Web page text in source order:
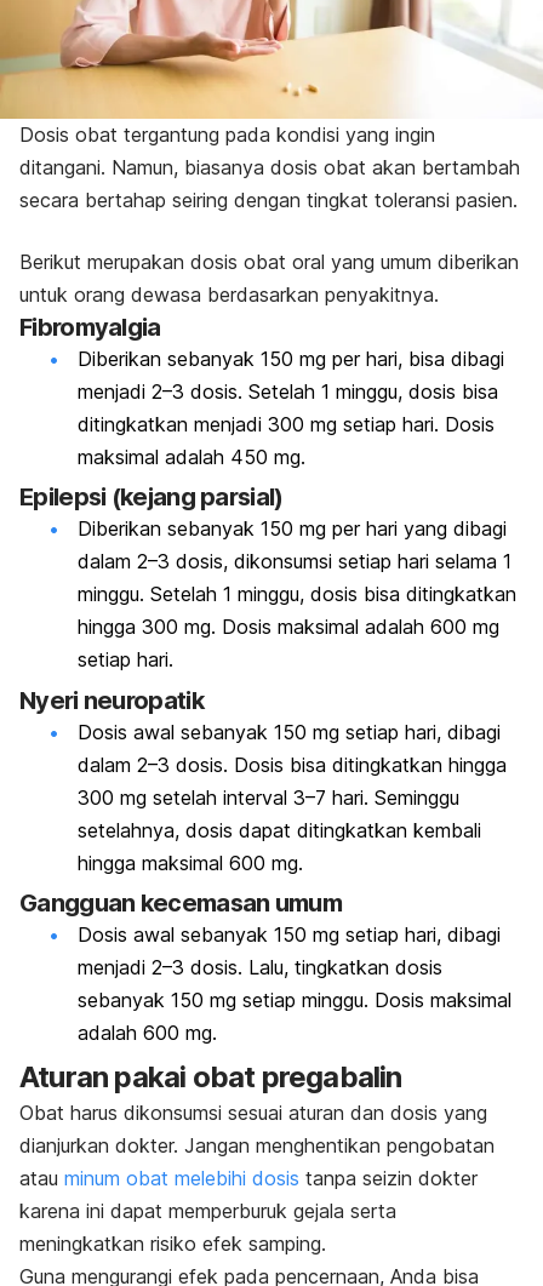
Dosis obat tergantung pada kondisi yang ingin
ditangani. Namun, biasanya dosis obat akan bertambah
secara bertahap seiring dengan tingkat toleransi pasien.
Berikut merupakan dosis obat oral yang umum diberikan
untuk orang dewasa berdasarkan penyakitnya.
Fibromyalgia
Diberikan sebanyak 150 mg per hari, bisa dibagi
menjadi 2–3 dosis. Setelah 1 minggu, dosis bisa
ditingkatkan menjadi 300 mg setiap hari. Dosis
maksimal adalah 450 mg.
Epilepsi (kejang parsial)
Diberikan sebanyak 150 mg per hari yang dibagi
dalam 2–3 dosis, dikonsumsi setiap hari selama 1
minggu. Setelah 1 minggu, dosis bisa ditingkatkan
hingga 300 mg. Dosis maksimal adalah 600 mg
setiap hari.
Nyeri neuropatik
Dosis awal sebanyak 150 mg setiap hari, dibagi
dalam 2–3 dosis. Dosis bisa ditingkatkan hingga
300 mg setelah interval 3–7 hari. Seminggu
setelahnya, dosis dapat ditingkatkan kembali
hingga maksimal 600 mg.
Gangguan kecemasan umum
Dosis awal sebanyak 150 mg setiap hari, dibagi
menjadi 2–3 dosis. Lalu, tingkatkan dosis
sebanyak 150 mg setiap minggu. Dosis maksimal
adalah 600 mg.
Aturan pakai obat pregabalin
Obat harus dikonsumsi sesuai aturan dan dosis yang
dianjurkan dokter. Jangan menghentikan pengobatan
atau minum obat melebihi dosis tanpa seizin dokter
karena ini dapat memperburuk gejala serta
meningkatkan risiko efek samping.
Guna mengurangi efek pada pencernaan, Anda bisa